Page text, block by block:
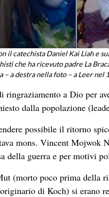
il catechista Daniel Kai Liah e
che ha ricevuto padre La
– a destra nella foto – a Leer nel
ringraziamento a Dio per
dalla popolazione
possibile il ritorno
mons. Vincent Mojwok
della guerra e per motivi
(morto poco prima della
di Koch) si erano